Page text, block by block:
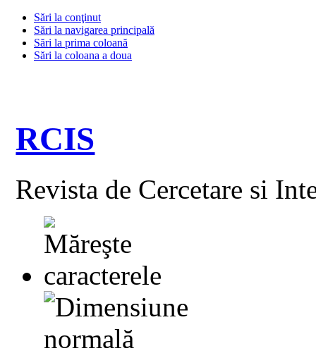
Sări la conţinut
Sări la navigarea principală
Sări la prima coloană
Sări la coloana a doua
RCIS
Revista de Cercetare si